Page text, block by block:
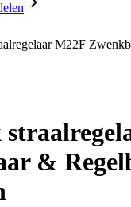
M22F
&